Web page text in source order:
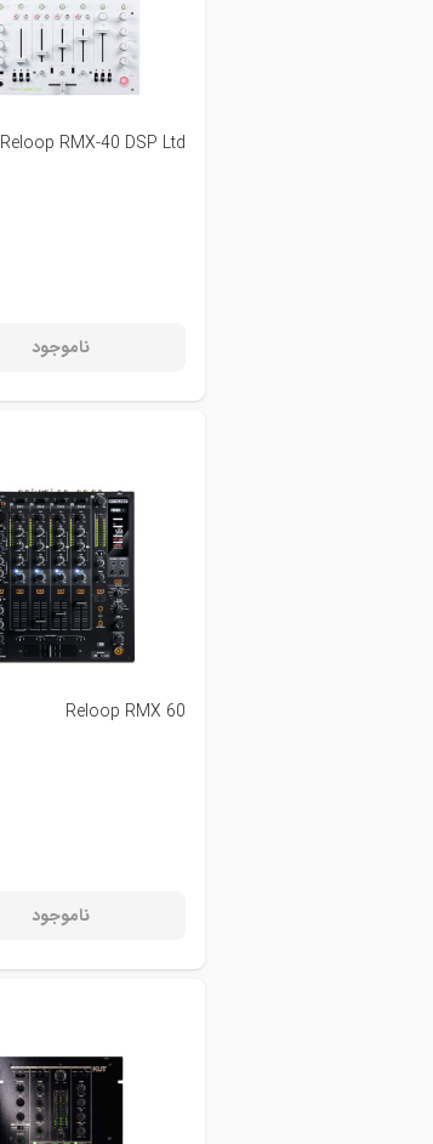
Reloop RMX-40 DSP Ltd
ناموجود
Reloop RMX 60
ناموجود